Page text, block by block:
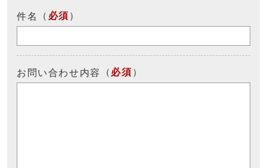
件名 （ 必須 ）
お問い合わせ内容 （ 必須 ）